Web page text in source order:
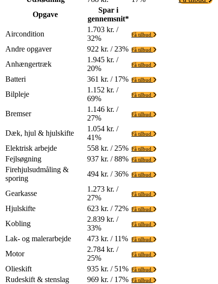
Opgave
Spar i
gennemsnit*
Aircondition
1.703 kr. /
32%
Få tilbud
Andre opgaver 922 kr. / 23% Få tilbud
Anhængertræk
1.945 kr. /
20%
Få tilbud
Batteri 361 kr. / 17% Få tilbud
Bilpleje
1.152 kr. /
69%
Få tilbud
Bremser
1.146 kr. /
27%
Få tilbud
Dæk, hjul & hjulskifte
1.054 kr. /
41%
Få tilbud
Elektrisk arbejde 558 kr. / 25% Få tilbud
Fejlsøgning 937 kr. / 88% Få tilbud
Firehjulsudmåling &
sporing
494 kr. / 36% Få tilbud
Gearkasse
1.273 kr. /
27%
Få tilbud
Hjulskifte 623 kr. / 72% Få tilbud
Kobling
2.839 kr. /
33%
Få tilbud
Lak- og malerarbejde 473 kr. / 11% Få tilbud
Motor
2.784 kr. /
25%
Få tilbud
Olieskift 935 kr. / 51% Få tilbud
Rudeskift & stenslag 969 kr. / 17% Få tilbud